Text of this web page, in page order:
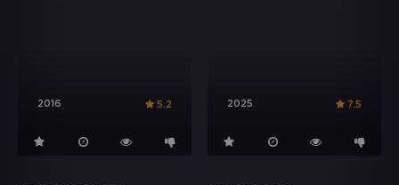
2016 5.2 2025 7.5